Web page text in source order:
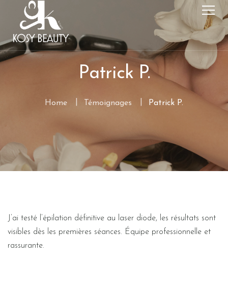
Patrick P.
Home Témoignages Patrick P.
J’ai testé l’épilation définitive au laser diode, les résultats sont
visibles dès les premières séances. Équipe professionnelle et
rassurante.